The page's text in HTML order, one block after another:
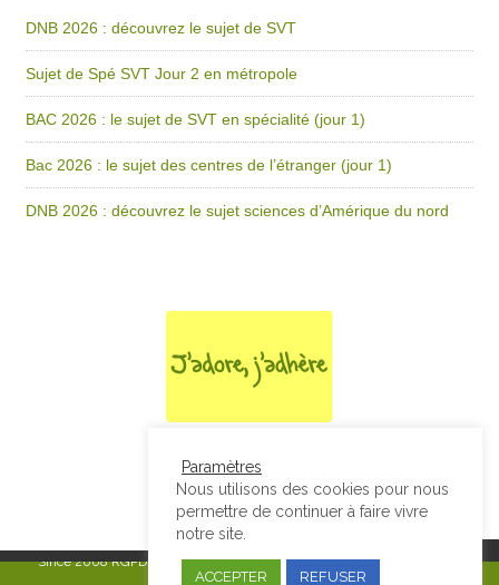
DNB 2026 : découvrez le sujet de SVT
Sujet de Spé SVT Jour 2 en métropole
BAC 2026 : le sujet de SVT en spécialité (jour 1)
Bac 2026 : le sujet des centres de l’étranger (jour 1)
DNB 2026 : découvrez le sujet sciences d’Amérique du nord
Since 2008RGPD & Mentions Légales|Designed by Studio Thil - Site
Paramètres
Nous utilisons des cookies pour nous
permettre de continuer à faire vivre
notre site.
ACCEPTER REFUSER